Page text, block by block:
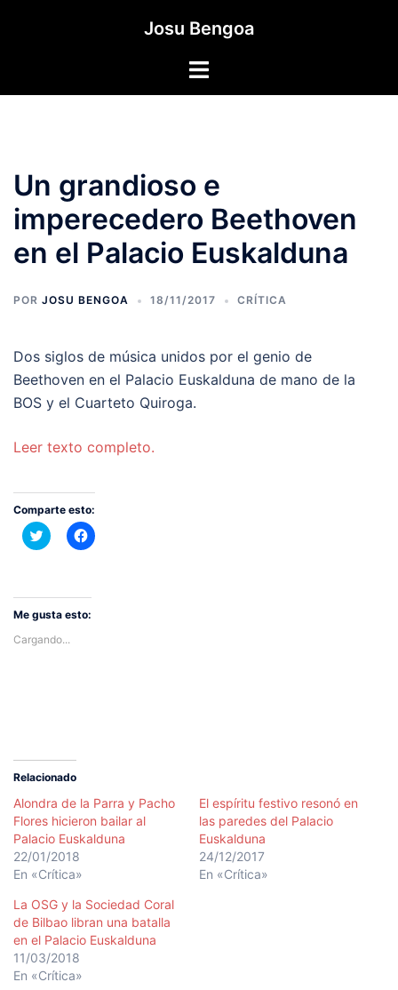
Josu Bengoa
Alternar
Un grandioso e
imperecedero Beethoven
en el Palacio Euskalduna
POR JOSU BENGOA 18/11/2017 CRÍTICA
Dos siglos de música unidos por el genio de
Beethoven en el Palacio Euskalduna de mano de la
BOS y el Cuarteto Quiroga.
Leer texto completo.
Comparte esto:
Haz
clic
(Se
abre
una
Haz
clic
(Se
abre
Me gusta esto:
Cargando...
Relacionado
Alondra de la Parra y Pacho
Flores hicieron bailar al
Palacio Euskalduna
22/01/2018
En «Crítica»
El espíritu festivo resonó en
las paredes del Palacio
Euskalduna
24/12/2017
En «Crítica»
La OSG y la Sociedad Coral
de Bilbao libran una batalla
en el Palacio Euskalduna
11/03/2018
En «Crítica»